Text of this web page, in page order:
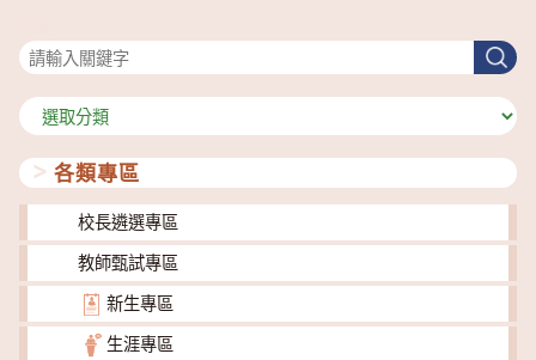
搜
尋
分
類
各類專區
校長遴選專區
教師甄試專區
新生專區
生涯專區